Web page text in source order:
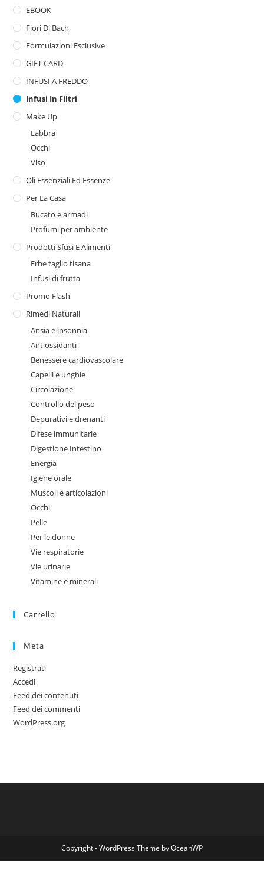
EBOOK
Fiori Di Bach
Formulazioni Esclusive
GIFT CARD
INFUSI A FREDDO
Infusi In Filtri
Make Up
Labbra
Occhi
Viso
Oli Essenziali Ed Essenze
Per La Casa
Bucato e armadi
Profumi per ambiente
Prodotti Sfusi E Alimenti
Erbe taglio tisana
Infusi di frutta
Promo Flash
Rimedi Naturali
Ansia e insonnia
Antiossidanti
Benessere cardiovascolare
Capelli e unghie
Circolazione
Controllo del peso
Depurativi e drenanti
Difese immunitarie
Digestione Intestino
Energia
Igiene orale
Muscoli e articolazioni
Occhi
Pelle
Per le donne
Vie respiratorie
Vie urinarie
Vitamine e minerali
Carrello
Meta
Registrati
Accedi
Feed dei contenuti
Feed dei commenti
WordPress.org
Copyright - WordPress Theme by OceanWP